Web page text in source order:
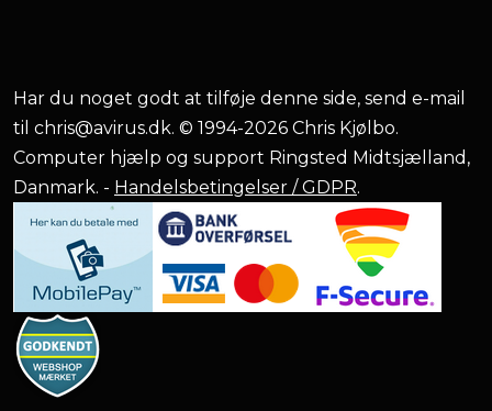
Har du noget godt at tilføje denne side, send e-mail
til chris@avirus.dk. © 1994-2026 Chris Kjølbo.
Computer hjælp og support Ringsted Midtsjælland,
Danmark. - Handelsbetingelser / GDPR.